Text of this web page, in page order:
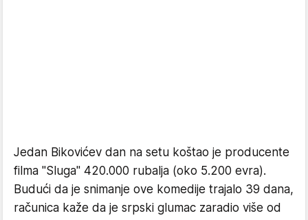
Jedan Bikovićev dan na setu koštao je producente
filma "Sluga" 420.000 rubalja (oko 5.200 evra).
Budući da je snimanje ove komedije trajalo 39 dana,
računica kaže da je srpski glumac zaradio više od